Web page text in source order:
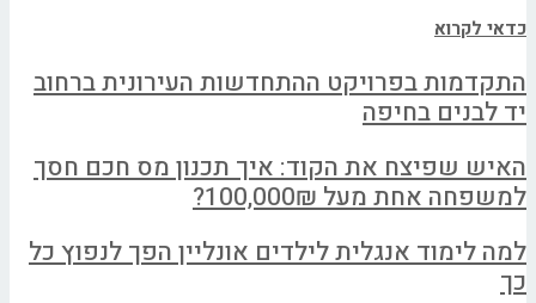
כדאי לקרוא
התקדמות בפרויקט ההתחדשות העירונית ברחוב
יד לבנים בחיפה
האיש שפיצח את הקוד: איך תכנון מס חכם חסך
למשפחה אחת מעל 100,000₪?
למה לימוד אנגלית לילדים אונליין הפך לנפוץ כל
כך